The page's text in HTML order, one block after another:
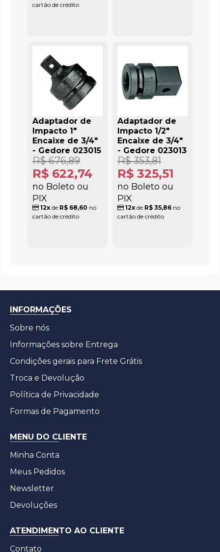
cartão de crédito
Adaptador de
Impacto 1"
Encaixe de 3/4"
- Gedore 023015
R$ 622,74
no Boleto ou
PIX
R$ 676,89
12x de R$ 68,60 no
cartão de crédito
Adaptador de
Impacto 1/2"
Encaixe de 3/4"
- Gedore 023013
R$ 325,51
no Boleto ou
PIX
R$ 353,81
12xde R$ 35,86no
cartão de crédito
INFORMAÇÕES
Sobre nós
Informações sobre Entrega
Condições gerais para Frete Grátis
Troca e Devolução
Política de Privacidade
Formas de Pagamento
MENU DO CLIENTE
Minha Conta
Meus Pedidos
Newsletter
Devoluções
ATENDIMENTO AO CLIENTE
Contato